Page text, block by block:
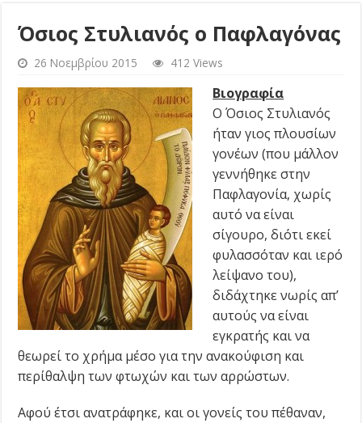
Όσιος Στυλιανός ο Παφλαγόνας
26 Νοεμβρίου 2015 412 Views
Βιογραφία
Ο Όσιος Στυλιανός
ήταν γιος πλουσίων
γονέων (που μάλλον
γεννήθηκε στην
Παφλαγονία, χωρίς
αυτό να είναι
σίγουρο, διότι εκεί
φυλασσόταν και ιερό
λείψανο του),
διδάχτηκε νωρίς απ’
αυτούς να είναι
εγκρατής και να
θεωρεί το χρήμα μέσο για την ανακούφιση και
περίθαλψη των φτωχών και των αρρώστων.
Αφού έτσι ανατράφηκε, και οι γονείς του πέθαναν,